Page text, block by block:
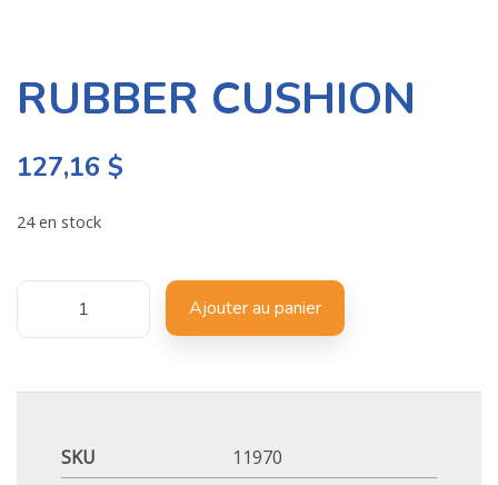
RUBBER CUSHION
127,16 $
24 en stock
Ajouter au panier
SKU
11970